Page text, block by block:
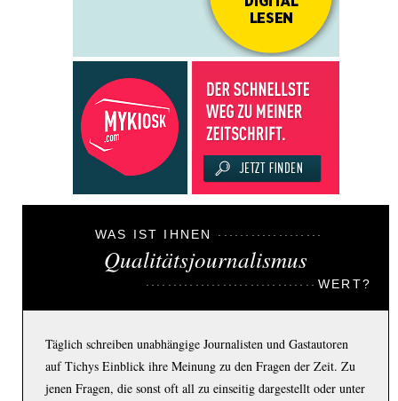
WAS IST IHNEN
Qualitätsjournalismus
WERT?
Täglich schreiben unabhängige Journalisten und Gastautoren
auf Tichys Einblick ihre Meinung zu den Fragen der Zeit. Zu
jenen Fragen, die sonst oft all zu einseitig dargestellt oder unter